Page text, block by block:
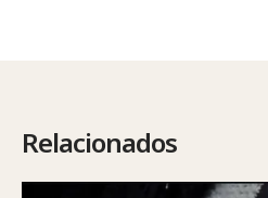
Relacionados